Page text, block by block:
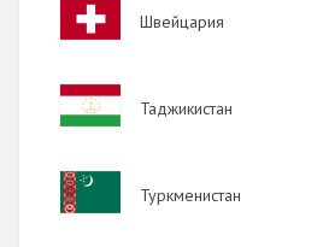
Image
Швейцария
Image
Таджикистан
Image
Туркменистан